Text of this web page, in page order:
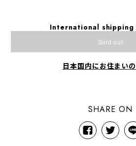
International shipping
Sold out
日本国内にお住まい
SHARE ON